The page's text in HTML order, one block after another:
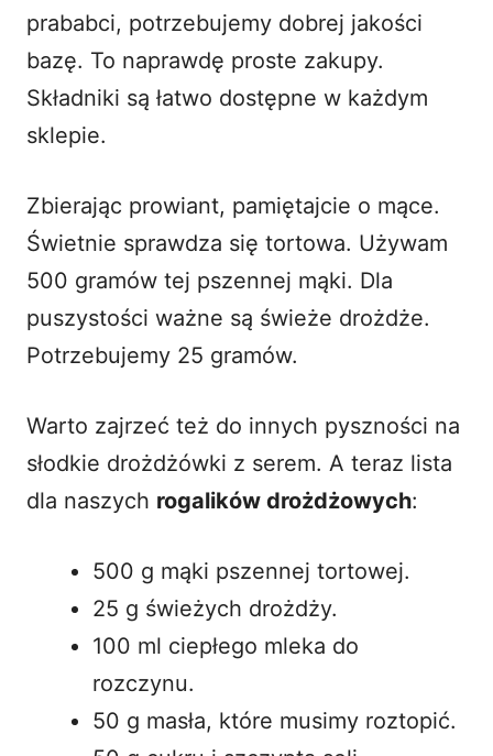
prababci, potrzebujemy dobrej jakości
bazę. To naprawdę proste zakupy.
Składniki są łatwo dostępne w każdym
sklepie.
Zbierając prowiant, pamiętajcie o mące.
Świetnie sprawdza się tortowa. Używam
500 gramów tej pszennej mąki. Dla
puszystości ważne są świeże drożdże.
Potrzebujemy 25 gramów.
Warto zajrzeć też do innych pyszności na
słodkie drożdżówki z serem. A teraz lista
dla naszych rogalików drożdżowych:
500 g mąki pszennej tortowej.
25 g świeżych drożdży.
100 ml ciepłego mleka do
rozczynu.
50 g masła, które musimy roztopić.